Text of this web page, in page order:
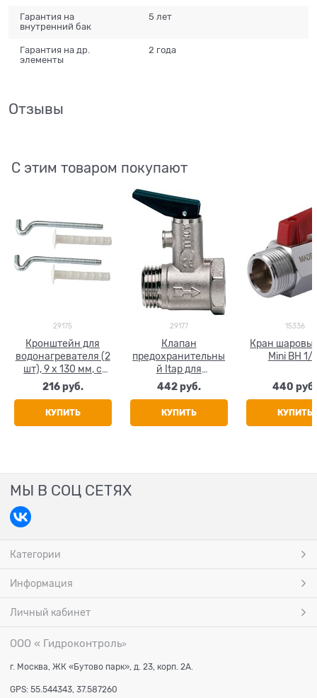
Гарантия на
внутренний бак
5 лет
Гарантия на др.
элементы
2 года
Отзывы
С этим товаром покупают
29175
Кронштейн для
водонагревателя (2
шт), 9 х 130 мм, с
дюбелями
216 руб.
КУПИТЬ
29177
Клапан
предохранительны
й Itap для
водонагревателя, с
обратным клапаном
и ручным спуском,
442 руб.
КУПИТЬ
15336
Кран
Mini ВН 1/
440 руб.
КУПИТЬ
МЫ В СОЦ СЕТЯХ
Категории
Информация
Личный кабинет
ООО « Гидроконтроль»
г. Москва, ЖК «Бутово парк», д. 23, корп. 2А.
GPS: 55.544343, 37.587260